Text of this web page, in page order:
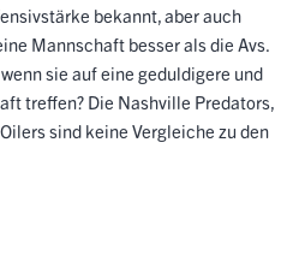
bekannt, aber auch
Mannschaft besser als die Avs.
sie auf eine geduldigere und
treffen? Die Nashville Predators,
Oilers sind keine Vergleiche zu den